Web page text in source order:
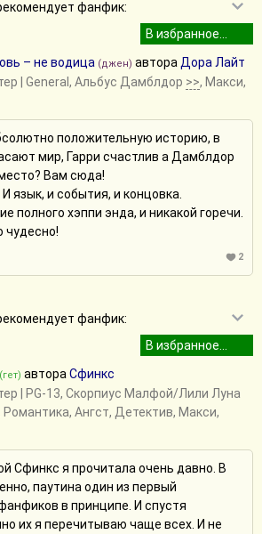
фанфик:
– не водица (джен) автора Дора Лайт
| General, Альбус Дамблдор >>, Макси,
положительную историю, в
мир, Гарри счастлив а Дамблдор
Вам сюда!
язык, и события, и концовка.
полного хэппи энда, и никакой горечи.
чудесно!
2
фанфик:
(гет) автора Сфинкс
| PG-13, Скорпиус Малфой/Лили Луна
Романтика, Ангст, Детектив, Макси,
Сфинкс я прочитала очень давно. В
паутина один из первый
в принципе. И спустя
их я перечитываю чаще всех. И не